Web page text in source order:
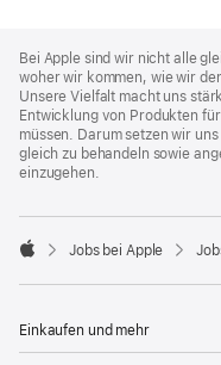
Footer
Bei Apple sind wir nicht alle
woher wir kommen, wie wir
Unsere Vielfalt macht uns
Entwicklung von Produkten
müssen. Darum setzen wir
gleich zu behandeln sowie
einzugehen.

Jobs bei Apple
Einkaufen und mehr